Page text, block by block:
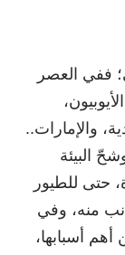
ففي العصر
والإمارات..
البيئة
حتى للطيور
منه، وفي
أسبابها،